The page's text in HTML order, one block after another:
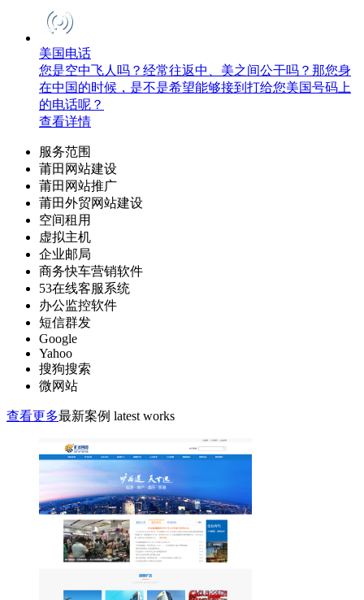
美国电话
您是空中飞人吗？经常往返中、美之间公干吗？那您身
在中国的时候，是不是希望能够接到打给您美国号码上
的电话呢？
查看详情
服务范围
莆田网站建设
莆田网站推广
莆田外贸网站建设
空间租用
虚拟主机
企业邮局
商务快车营销软件
53在线客服系统
办公监控软件
短信群发
Google
Yahoo
搜狗搜索
微网站
查看更多最新案例 latest works